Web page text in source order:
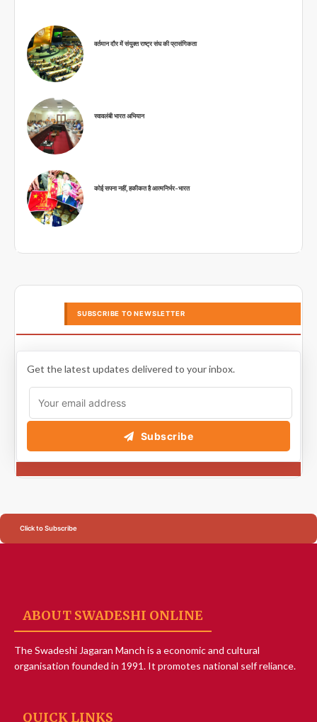
वर्तमान दौर में संयुक्त राष्ट्र संघ की प्रासंगिकता
स्वावलंबी भारत अभियान
कोई सपना नहीं, हकीकत है आत्मनिर्भर-भारत
SUBSCRIBE TO NEWSLETTER
Get the latest updates delivered to your inbox.
Subscribe
Click to Subscribe
ABOUT SWADESHI ONLINE
The Swadeshi Jagaran Manch is a economic and cultural
organisation founded in 1991. It promotes national self reliance.
QUICK LINKS